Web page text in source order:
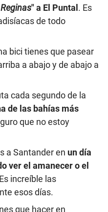
Reginas" a El Puntal . Es
de todo
bici tienes que pasear
a abajo y de abajo a
cada segundo de la
de las bahías más
que no estoy
a Santander en un día
ver el amanecer o el
increíble las
esos días.
que hacer en